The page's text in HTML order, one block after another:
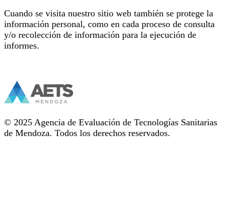
Cuando se visita nuestro sitio web también se protege la
información personal, como en cada proceso de consulta
y/o recolección de información para la ejecución de
informes.
© 2025 Agencia de Evaluación de Tecnologías Sanitarias
de Mendoza. Todos los derechos reservados.